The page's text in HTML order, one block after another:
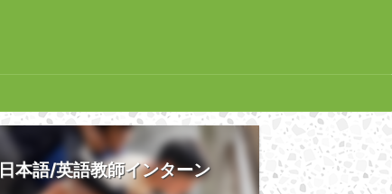
日本語/英語教師インターン